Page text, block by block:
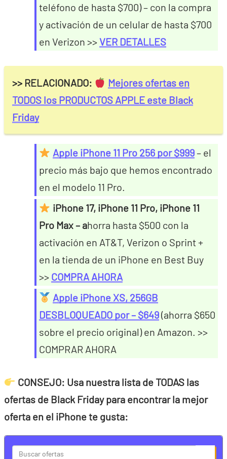
teléfono de hasta $700) – con la compra
y activación de un celular de hasta $700
en Verizon >>VER DETALLES
>> RELACIONADO:
Mejores ofertas en
TODOS los PRODUCTOS APPLE este Black
Friday
Apple iPhone 11 Pro 256 por $999– el
precio más bajo que hemos encontrado
en el modelo 11 Pro.
iPhone 17, iPhone 11 Pro, iPhone 11
Pro Max – ahorra hasta $500 con la
activación en AT&T, Verizon o Sprint +
en la tienda de un iPhone en Best Buy
>> COMPRA AHORA
Apple iPhone XS, 256GB
DESBLOQUEADO por – $649(ahorra $650
sobre el precio original) en Amazon. >>
COMPRAR AHORA
CONSEJO: Usa nuestra lista de TODAS las
ofertas de Black Friday para encontrar la mejor
oferta en el iPhone te gusta: